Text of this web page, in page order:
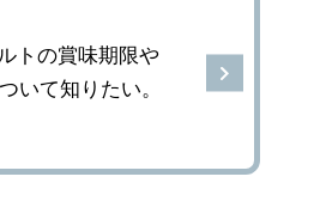
トの賞味期限や
いて知りたい。